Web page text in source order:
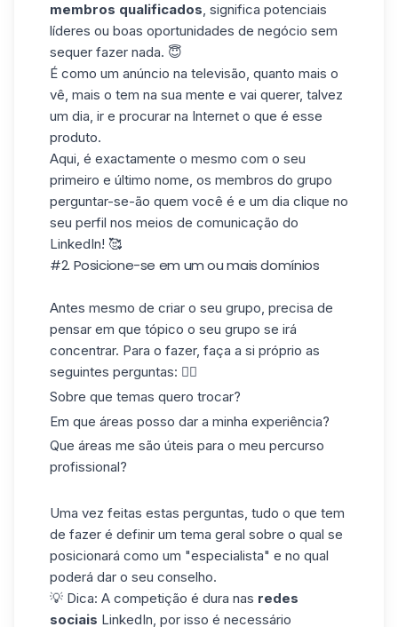
membros qualificados, significa potenciais
líderes ou boas oportunidades de negócio sem
sequer fazer nada. 😇
É como um anúncio na televisão, quanto mais o
vê, mais o tem na sua mente e vai querer, talvez
um dia, ir e procurar na Internet o que é esse
produto.
Aqui, é exactamente o mesmo com o seu
primeiro e último nome, os membros do grupo
perguntar-se-ão quem você é e um dia clique no
seu perfil nos meios de comunicação do
LinkedIn! 🥰
#2. Posicione-se em um ou mais domínios
Antes mesmo de criar o seu grupo, precisa de
pensar em que tópico o seu grupo se irá
concentrar. Para o fazer, faça a si próprio as
seguintes perguntas: 👇🏼
Sobre que temas quero trocar?
Em que áreas posso dar a minha experiência?
Que áreas me são úteis para o meu percurso
profissional?
Uma vez feitas estas perguntas, tudo o que tem
de fazer é definir um tema geral sobre o qual se
posicionará como um "especialista" e no qual
poderá dar o seu conselho.
💡 Dica: A competição é dura nas redes
sociais LinkedIn, por isso é necessário